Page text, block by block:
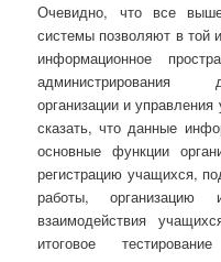
Очевидно, что все
системы позволяют в той
информационное
администрирования
организации и
сказать, что данные
основные функции
регистрацию учащихся,
работы, организацию
взаимодействия
итоговое